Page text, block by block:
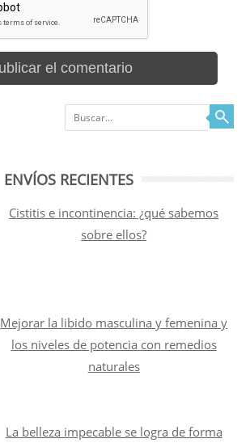
Buscar
ENVÍOS RECIENTES
Cistitis e incontinencia: ¿qué sabemos
sobre ellos?
Mejorar la libido masculina y femenina y
los niveles de potencia con remedios
naturales
La belleza impecable se logra de forma